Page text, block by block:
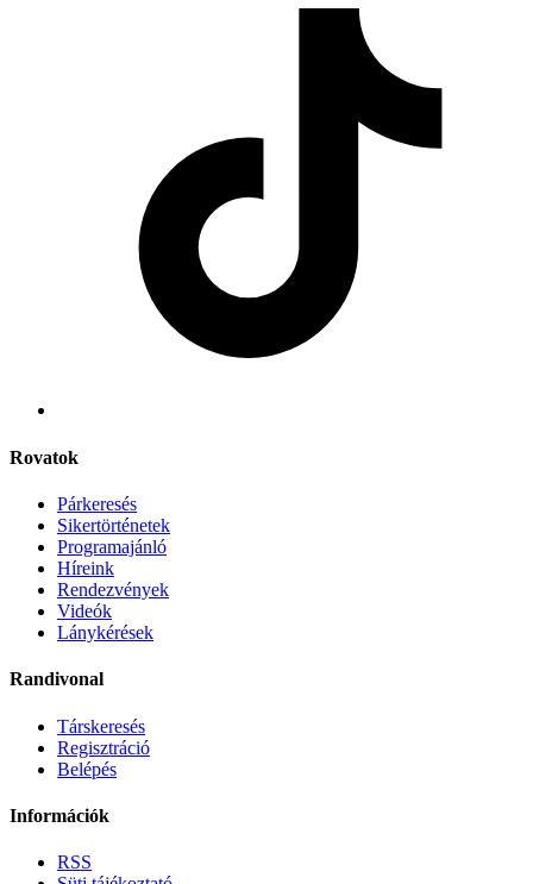
Rovatok
Párkeresés
Sikertörténetek
Programajánló
Híreink
Rendezvények
Videók
Lánykérések
Randivonal
Társkeresés
Regisztráció
Belépés
Információk
RSS